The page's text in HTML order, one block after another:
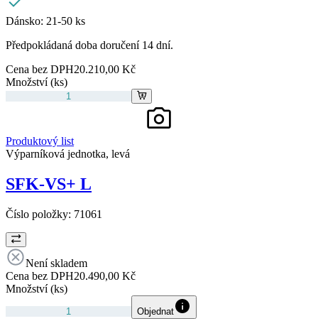
Dánsko: 21-50 ks
Předpokládaná doba doručení 14 dní.
Cena bez DPH20.210,00 Kč
Množství (ks)
Produktový list
Výparníková jednotka, levá
SFK-VS+ L
Číslo položky: 71061
Není skladem
Cena bez DPH20.490,00 Kč
Množství (ks)
Objednat